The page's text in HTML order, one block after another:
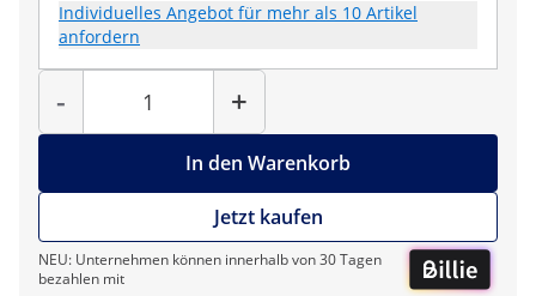
Individuelles Angebot für mehr als 10 Artikel
anfordern
-
Menge
+
In den Warenkorb
Jetzt kaufen
NEU: Unternehmen können innerhalb von 30 Tagen
bezahlen mit